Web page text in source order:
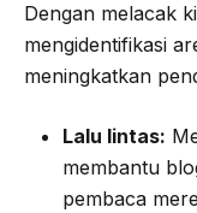
Dengan melacak
mengidentifikasi
meningkatkan
Lalu lintas:
membantu
pembaca